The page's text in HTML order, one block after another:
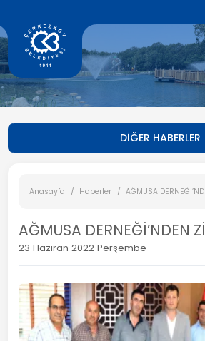
DİĞER HABERLER
Anasayfa Haberler AĞMUSA
AĞMUSA DERNEĞİ’NDEN
23 Haziran 2022 Perşembe